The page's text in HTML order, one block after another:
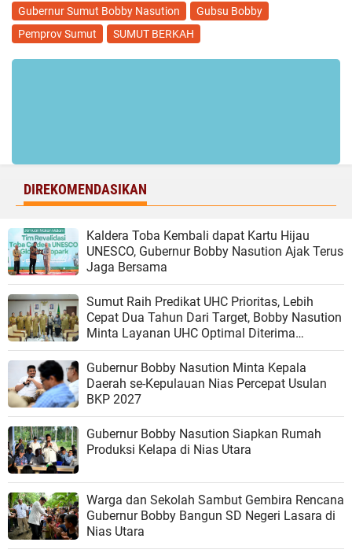
Gubernur Sumut Bobby Nasution
Gubsu Bobby
Pemprov Sumut
SUMUT BERKAH
DIREKOMENDASIKAN
Kaldera Toba Kembali dapat Kartu Hijau
UNESCO, Gubernur Bobby Nasution Ajak Terus
Jaga Bersama
Sumut Raih Predikat UHC Prioritas, Lebih
Cepat Dua Tahun Dari Target, Bobby Nasution
Minta Layanan UHC Optimal Diterima
Masyarakat
Gubernur Bobby Nasution Minta Kepala
Daerah se-Kepulauan Nias Percepat Usulan
BKP 2027
Gubernur Bobby Nasution Siapkan Rumah
Produksi Kelapa di Nias Utara
Warga dan Sekolah Sambut Gembira Rencana
Gubernur Bobby Bangun SD Negeri Lasara di
Nias Utara